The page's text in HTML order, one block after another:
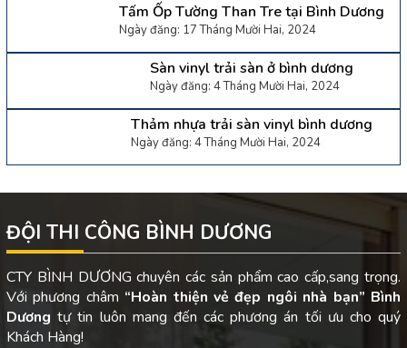
Tấm Ốp Tường Than Tre tại Bình Dương
Ngày đăng: 17 Tháng Mười Hai, 2024
Sàn vinyl trải sàn ở bình dương
Ngày đăng: 4 Tháng Mười Hai, 2024
Thảm nhựa trải sàn vinyl bình dương
Ngày đăng: 4 Tháng Mười Hai, 2024
ĐỘI THI CÔNG BÌNH DƯƠNG
CTY BÌNH DƯƠNG chuyên các sản phẩm cao cấp,sang trọng.
Với phương châm “Hoàn thiện vẻ đẹp ngôi nhà bạn” Bình
Dươngtự tin luôn mang đến các phương án tối ưu cho quý
Khách Hàng!